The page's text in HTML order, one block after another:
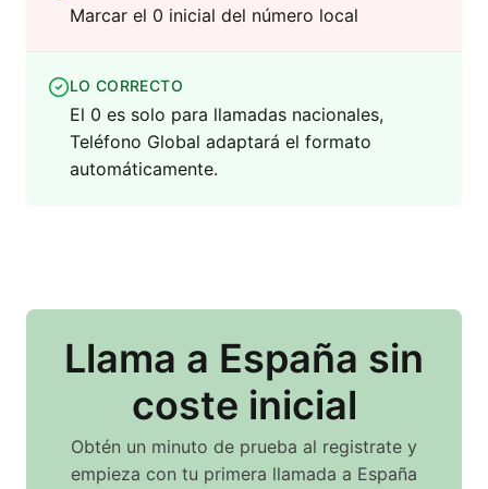
Marcar el 0 inicial del número local
LO CORRECTO
El 0 es solo para llamadas nacionales,
Teléfono Global adaptará el formato
automáticamente.
Llama a España sin
coste inicial
Obtén un minuto de prueba al registrate y
empieza con tu primera llamada a España